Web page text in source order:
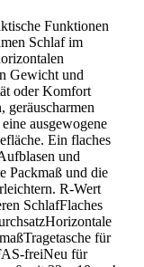
Funktionen
Schlaf im
Gewicht und
oder Komfort
geräuscharmen
ausgewogene
Ein flaches
und
Packmaß und die
R-Wert
SchlafFlaches
für
freiNeu für